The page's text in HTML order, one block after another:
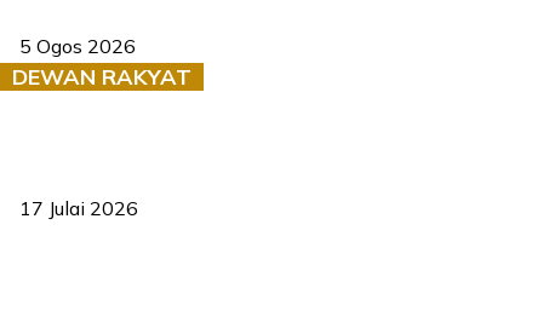
5 Ogos 2026
DEWAN RAKYAT
17 Julai 2026